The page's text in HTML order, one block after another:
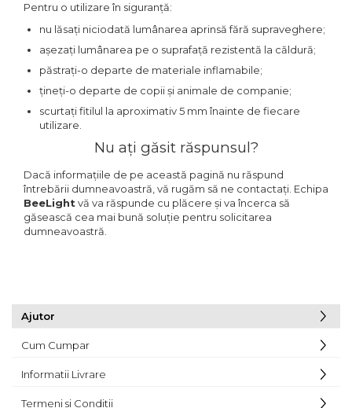
Pentru o utilizare în siguranță:
nu lăsați niciodată lumânarea aprinsă fără supraveghere;
așezați lumânarea pe o suprafață rezistentă la căldură;
păstrați-o departe de materiale inflamabile;
țineți-o departe de copii și animale de companie;
scurtați fitilul la aproximativ 5 mm înainte de fiecare
utilizare.
Nu ați găsit răspunsul?
Dacă informațiile de pe această pagină nu răspund
întrebării dumneavoastră, vă rugăm să ne contactați. Echipa
BeeLight vă va răspunde cu plăcere și va încerca să
găsească cea mai bună soluție pentru solicitarea
dumneavoastră.
Ajutor
Cum Cumpar
Informatii Livrare
Termeni si Conditii